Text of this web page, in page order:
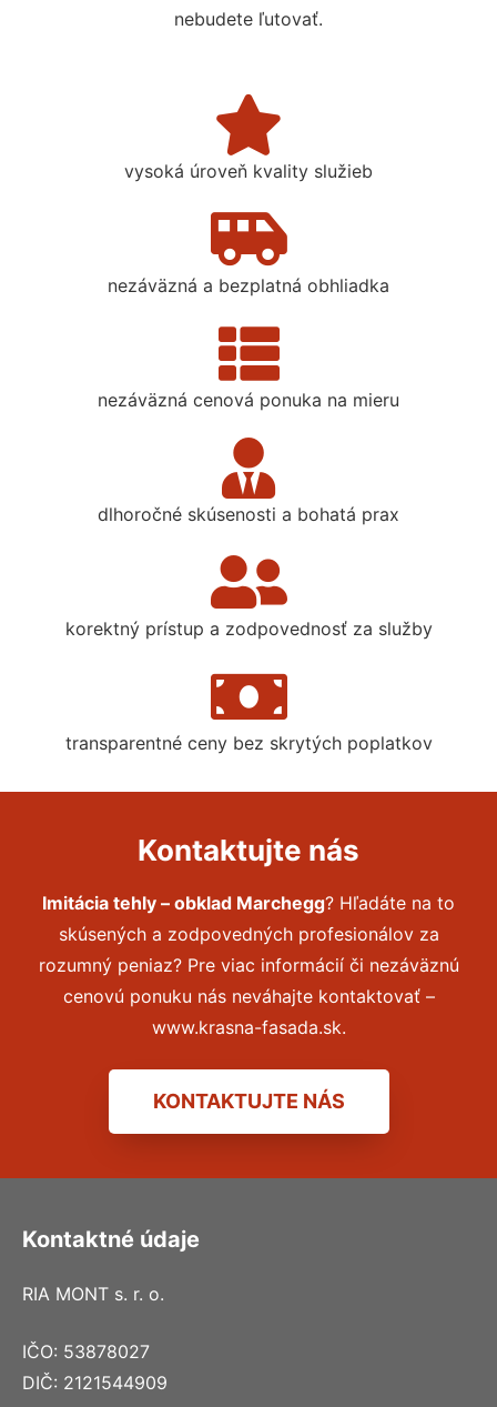
nebudete ľutovať.
vysoká úroveň kvality služieb
nezáväzná a bezplatná obhliadka
nezáväzná cenová ponuka na mieru
dlhoročné skúsenosti a bohatá prax
korektný prístup a zodpovednosť za služby
transparentné ceny bez skrytých poplatkov
Kontaktujte nás
Imitácia tehly – obklad Marchegg? Hľadáte na to
skúsených a zodpovedných profesionálov za
rozumný peniaz? Pre viac informácií či nezáväznú
cenovú ponuku nás neváhajte kontaktovať –
www.krasna-fasada.sk.
KONTAKTUJTE NÁS
Kontaktné údaje
RIA MONT s. r. o.
IČO: 53878027
DIČ: 2121544909